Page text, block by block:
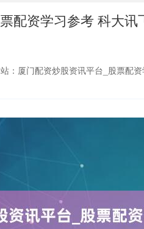
配资学习参考 科大
：厦门配资炒股资讯平台_股票配